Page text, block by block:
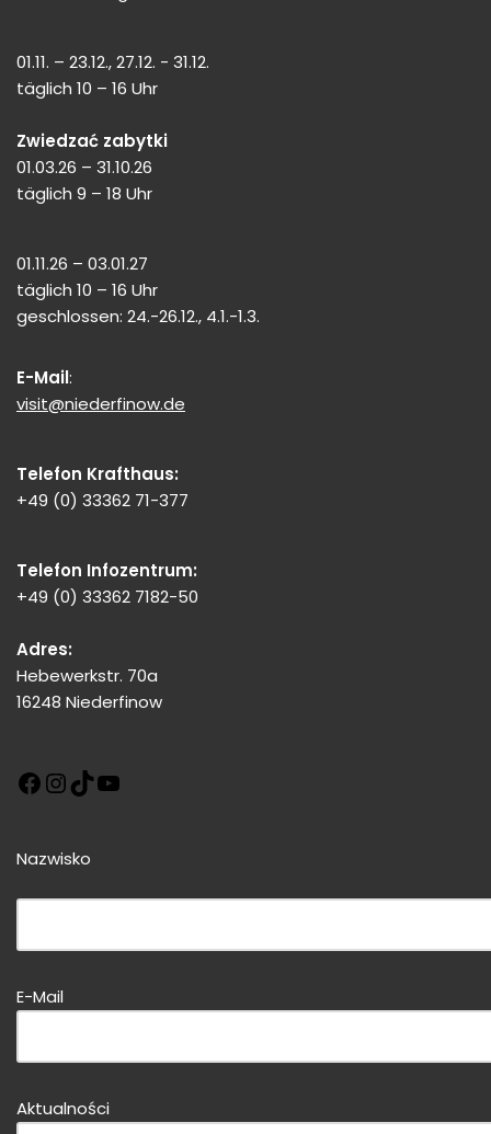
01.11. – 23.12., 27.12. - 31.12.
täglich 10 – 16 Uhr
Zwiedzać zabytki
01.03.26 – 31.10.26
täglich 9 – 18 Uhr
01.11.26 – 03.01.27
täglich 10 – 16 Uhr
geschlossen: 24.-26.12., 4.1.-1.3.
E-Mail:
visit@niederfinow.de
Telefon Krafthaus:
+49 (0) 33362 71-377
Telefon Infozentrum:
+49 (0) 33362 7182-50
Adres:
Hebewerkstr. 70a
16248 Niederfinow
Nazwisko
Bitte dieses Feld leer lassen!
Bitte dieses Feld leer lassen!
E-Mail
Aktualności